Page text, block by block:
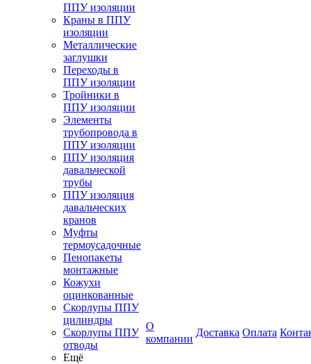
ППУ изоляции
Краны в ППУ
изоляции
Металлические
заглушки
Переходы в
ППУ изоляции
Тройники в
ППУ изоляции
Элементы
трубопровода в
ППУ изоляции
ППУ изоляция
давальческой
трубы
ППУ изоляция
давальческих
кранов
Муфты
термоусадочные
Пенопакеты
монтажные
Кожухи
оцинкованные
Скорлупы ППУ
цилиндры
Скорлупы ППУ
отводы
Ещё
О
компании
Доставка Оплата